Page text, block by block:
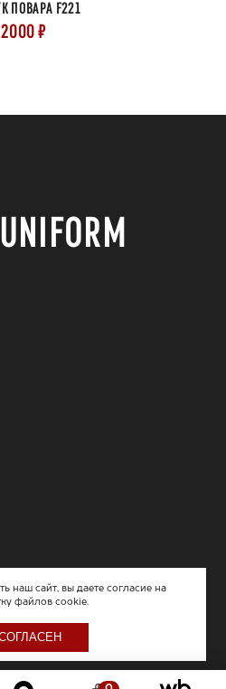
ПОВАРА F221
2000 ₽
2011– 2026
и поддержка сайтов
наш сайт, вы даете согласие на
файлов cookie.